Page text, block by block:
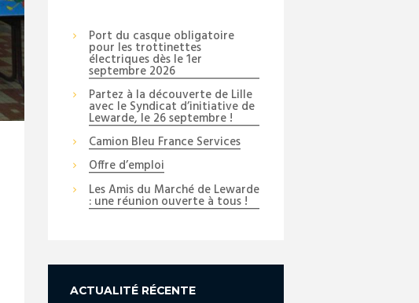
Port du casque obligatoire
pour les trottinettes
électriques dès le 1er
septembre 2026
Partez à la découverte de Lille
avec le Syndicat d’initiative de
Lewarde, le 26 septembre !
Camion Bleu France Services
Offre d’emploi
Les Amis du Marché de Lewarde
: une réunion ouverte à tous !
ACTUALITÉ RÉCENTE